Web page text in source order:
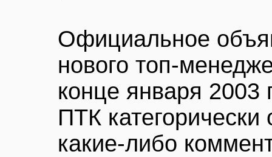
Официальное
нового топ-
конце января 2003
ПТК категорически
какие-либо